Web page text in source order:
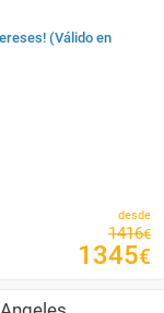
(Válido en
desde
1416€
1345€